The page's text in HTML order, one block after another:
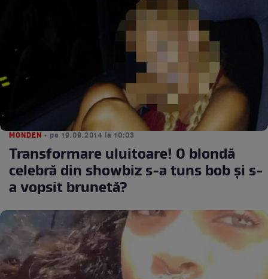
MONDEN • pe 19.09.2014 la 10:03
Transformare uluitoare! O blondă
celebră din showbiz s-a tuns bob şi s-
a vopsit brunetă?